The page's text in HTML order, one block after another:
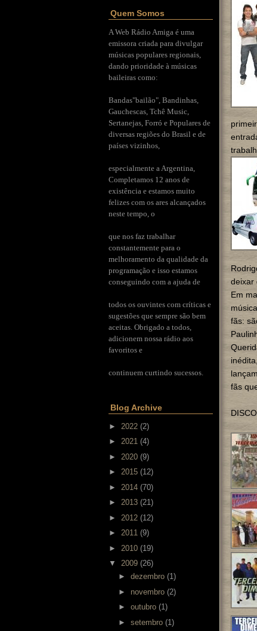
Quem Somos
A Web Rádio Amiga é uma
emissora criada para divulgar
músicas populares regionais,
dando prioridade à músicas
baileiras como:
Bandas"bailão", Bandinhas,
Gauchescas, Tchê Music,
Sertanejas, Forró e Populares de
diversas regiões do Brasil e de
países vizinhos,
especialmente a Argentina,
Completamos 12 anos de
existência e estamos muito
felizes com os ares alcançados
neste tempo, o
que nos faz trabalhar
constantemente para o
melhoramento da qualidade da
programação e isso estamos
conseguindo com a ajuda de
todos os ouvintes com críticas e
sugestões que sempre são bem
aceitas. Obrigado a todos,
adicionem nossa rádio aos
favoritos e
continuem curtindo sucessos.
Blog Archive
► 2022 (2)
► 2021 (4)
► 2020 (9)
► 2015 (12)
► 2014 (70)
► 2013 (21)
► 2012 (12)
► 2011 (9)
► 2010 (19)
▼ 2009 (26)
► dezembro (1)
► novembro (2)
► outubro (1)
► setembro (1)
deixar
Em
fãs:
fãs